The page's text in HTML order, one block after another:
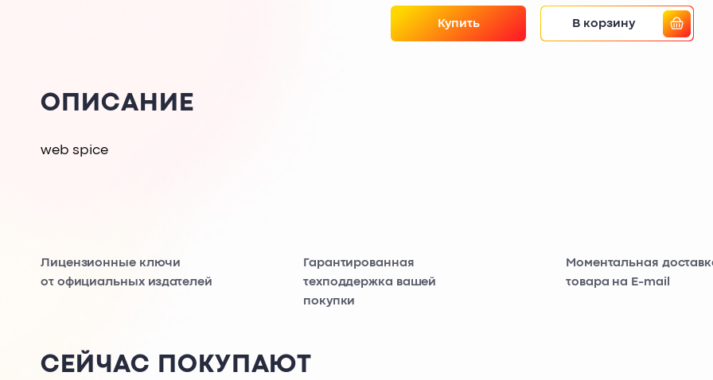
Купить В корзину
ОПИСАНИЕ
web spice
Лицензионные ключи
от официальных издателей
Гарантированная
техподдержка вашей
покупки
Моментальная
товара на E-mail
СЕЙЧАС ПОКУПАЮТ